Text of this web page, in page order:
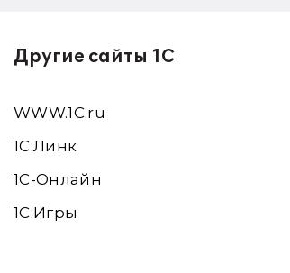
Другие сайты 1С
WWW.1С.ru
1С:Линк
1С-Онлайн
1C:Игры